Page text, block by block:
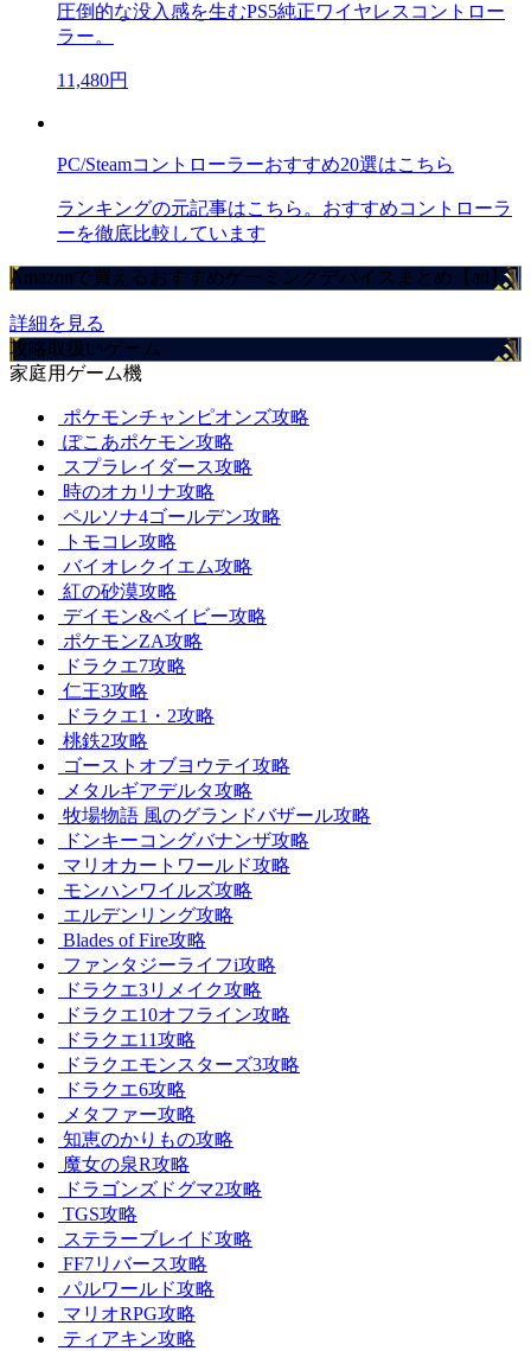
圧倒的な没入感を生むPS5純正ワイヤレスコントロー
ラー。
11,480円
PC/Steamコントローラーおすすめ20選はこちら
ランキングの元記事はこちら。おすすめコントローラ
ーを徹底比較しています
Amazonで買えるおすすめゲーミングデバイスまとめ【ad】
詳細を見る
攻略取扱いゲーム
家庭用ゲーム機
ポケモンチャンピオンズ攻略
ぽこあポケモン攻略
スプラレイダース攻略
時のオカリナ攻略
ペルソナ4ゴールデン攻略
トモコレ攻略
バイオレクイエム攻略
紅の砂漠攻略
デイモン&ベイビー攻略
ポケモンZA攻略
ドラクエ7攻略
仁王3攻略
ドラクエ1・2攻略
桃鉄2攻略
ゴーストオブヨウテイ攻略
メタルギアデルタ攻略
牧場物語 風のグランドバザール攻略
ドンキーコングバナンザ攻略
マリオカートワールド攻略
モンハンワイルズ攻略
エルデンリング攻略
Blades of Fire攻略
ファンタジーライフi攻略
ドラクエ3リメイク攻略
ドラクエ10オフライン攻略
ドラクエ11攻略
ドラクエモンスターズ3攻略
ドラクエ6攻略
メタファー攻略
知恵のかりもの攻略
魔女の泉R攻略
ドラゴンズドグマ2攻略
TGS攻略
ステラーブレイド攻略
FF7リバース攻略
パルワールド攻略
マリオRPG攻略
ティアキン攻略